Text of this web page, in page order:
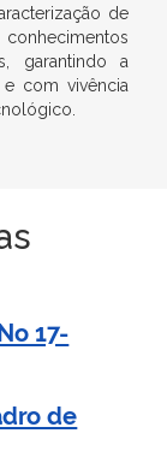
de
garantindo a
com vivência
17-
de